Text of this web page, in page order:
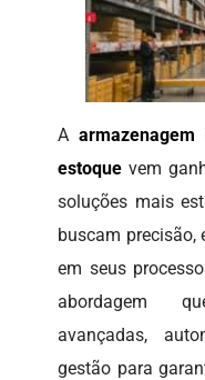
A
estoque vem
soluções mais
buscam precisão,
em seus
abordagem
avançadas,
gestão para